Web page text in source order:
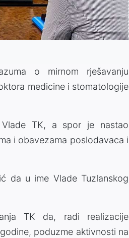
o mirnom rješavanju
medicine i stomatologije
Vlade TK, a spor je nastao
i obavezama poslodavaca i
da u ime Vlade Tuzlanskog
TK da, radi realizacije
poduzme aktivnosti na